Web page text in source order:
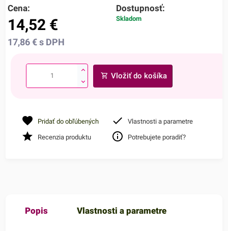
Cena:
14,52 €
17,86€ s DPH
Dostupnosť:
Skladom
Vložiť do košíka
Pridať do obľúbených Vlastnosti a parametre
Recenzia produktu Potrebujete poradiť?
Popis Vlastnosti a parametre